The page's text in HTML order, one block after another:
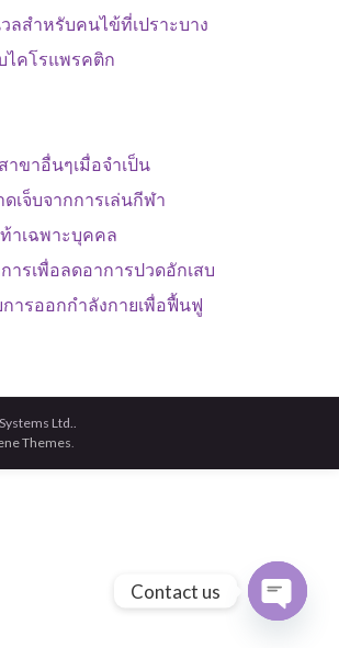
ลสำหรับคนไข้ที่เปราะบาง
ไคโรแพรคติก
ขาอื่นๆเมื่อจำเป็น
เจ็บจากการเล่นกีฬา
าเฉพาะบุคคล
รเพื่อลดอาการปวดอักเสบ
ารออกกำลังกายเพื่อฟื้นฟู
Ltd..
Themes
Contact us